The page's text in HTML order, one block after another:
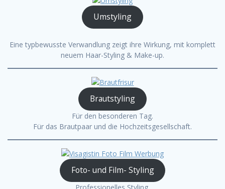
Umstyling
Eine typbewusste Verwandlung zeigt ihre Wirkung, mit komplett
neuem Haar-Styling & Make-up.
Brautstyling
Für den besonderen Tag.
Für das Brautpaar und die Hochzeitsgesellschaft.
Foto- und Film- Styling
Professionelles Styling.